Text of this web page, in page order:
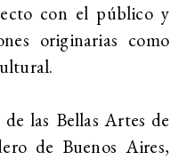
con el público y
originarias como
las Bellas Artes de
de Buenos Aires,